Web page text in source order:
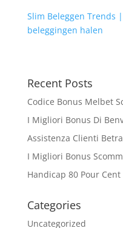
Slim Beleggen Trends
beleggingen halen
Recent Posts
Codice Bonus Melbet
I Migliori Bonus Di
Assistenza Clienti
I Migliori Bonus
Handicap 80 Pour Cent
Categories
Uncategorized